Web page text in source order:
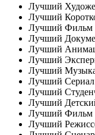
Лучший
Лучший
Лучший Фильм
Лучший
Лучший
Лучший
Лучший
Лучший Сериал
Лучший
Лучший
Лучший Фильм
Лучший